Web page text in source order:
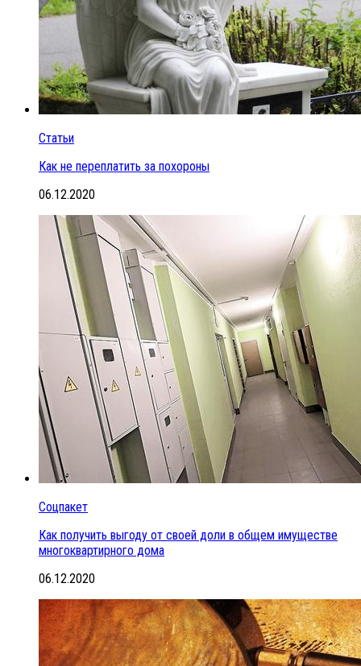
Статьи
Как не переплатить за похороны
06.12.2020
Соцпакет
Как получить выгоду от своей доли в общем имуществе
многоквартирного дома
06.12.2020